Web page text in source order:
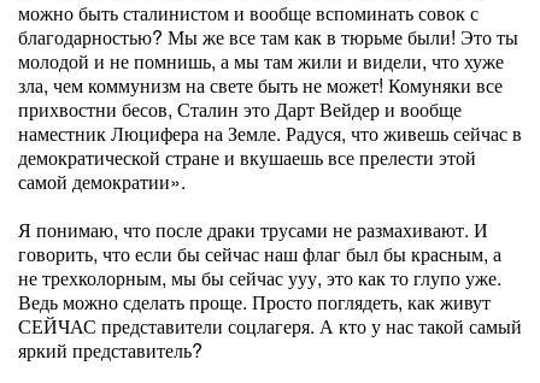
можно быть сталинистом и вообще вспоминать совок с
благодарностью? Мы же все там как в тюрьме были! Это ты
молодой и не помнишь, а мы там жили и видели, что хуже
зла, чем коммунизм на свете быть не может! Комуняки все
прихвостни бесов, Сталин это Дарт Вейдер и вообще
наместник Люцифера на Земле. Радуся, что живешь сейчас в
демократической стране и вкушаешь все прелести этой
самой демократии».
Я понимаю, что после драки трусами не размахивают. И
говорить, что если бы сейчас наш флаг был бы красным, а
не трехколорным, мы бы сейчас ууу, это как то глупо уже.
Ведь можно сделать проще. Просто поглядеть, как живут
СЕЙЧАС представители соцлагеря. А кто у нас такой самый
яркий представитель?